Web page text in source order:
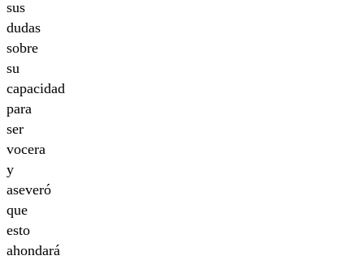
sus
dudas
sobre
su
capacidad
para
ser
vocera
y
aseveró
que
esto
ahondará